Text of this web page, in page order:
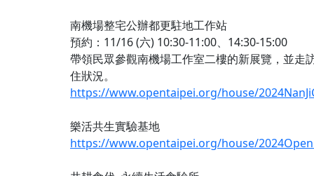
南機場整宅公辦都更駐地工作站
預約：11/16 (六) 10:30-11:00、14:30-15:00
帶領民眾參觀南機場工作室二樓的新展覽，並走
住狀況。
https://www.opentaipei.org/house/
樂活共生實驗基地
https://www.opentaipei.org/house/